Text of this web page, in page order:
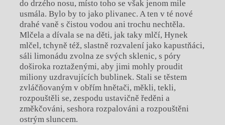
do drzého nosu, místo toho se však jenom mile
usmála. Bylo by to jako plivanec. A ten v té nové
drahé vaně s čistou vodou ani trochu nechtěla.
Mlčela a dívala se na děti, jak taky mlčí, Hynek
mlčel, tchyně též, slastně rozvalení jako kapustňáci,
sáli limonádu zvolna ze svých sklenic, s póry
doširoka roztaženými, aby jimi mohly proudit
miliony uzdravujících bublinek. Stali se těstem
zvláčňovaným v obřím hnětači, měkli, tekli,
rozpouštěli se, zespodu ustavičně ředěni a
změkčováni, seshora rozpalováni a rozpouštěni
ostrým sluncem.